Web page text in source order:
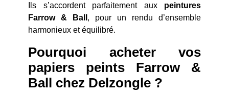
Ils s’accordent parfaitement aux peintures
Farrow & Ball , pour un rendu d’ensemble
harmonieux et équilibré.
Pourquoi acheter vos
papiers peints Farrow &
Ball chez Delzongle ?